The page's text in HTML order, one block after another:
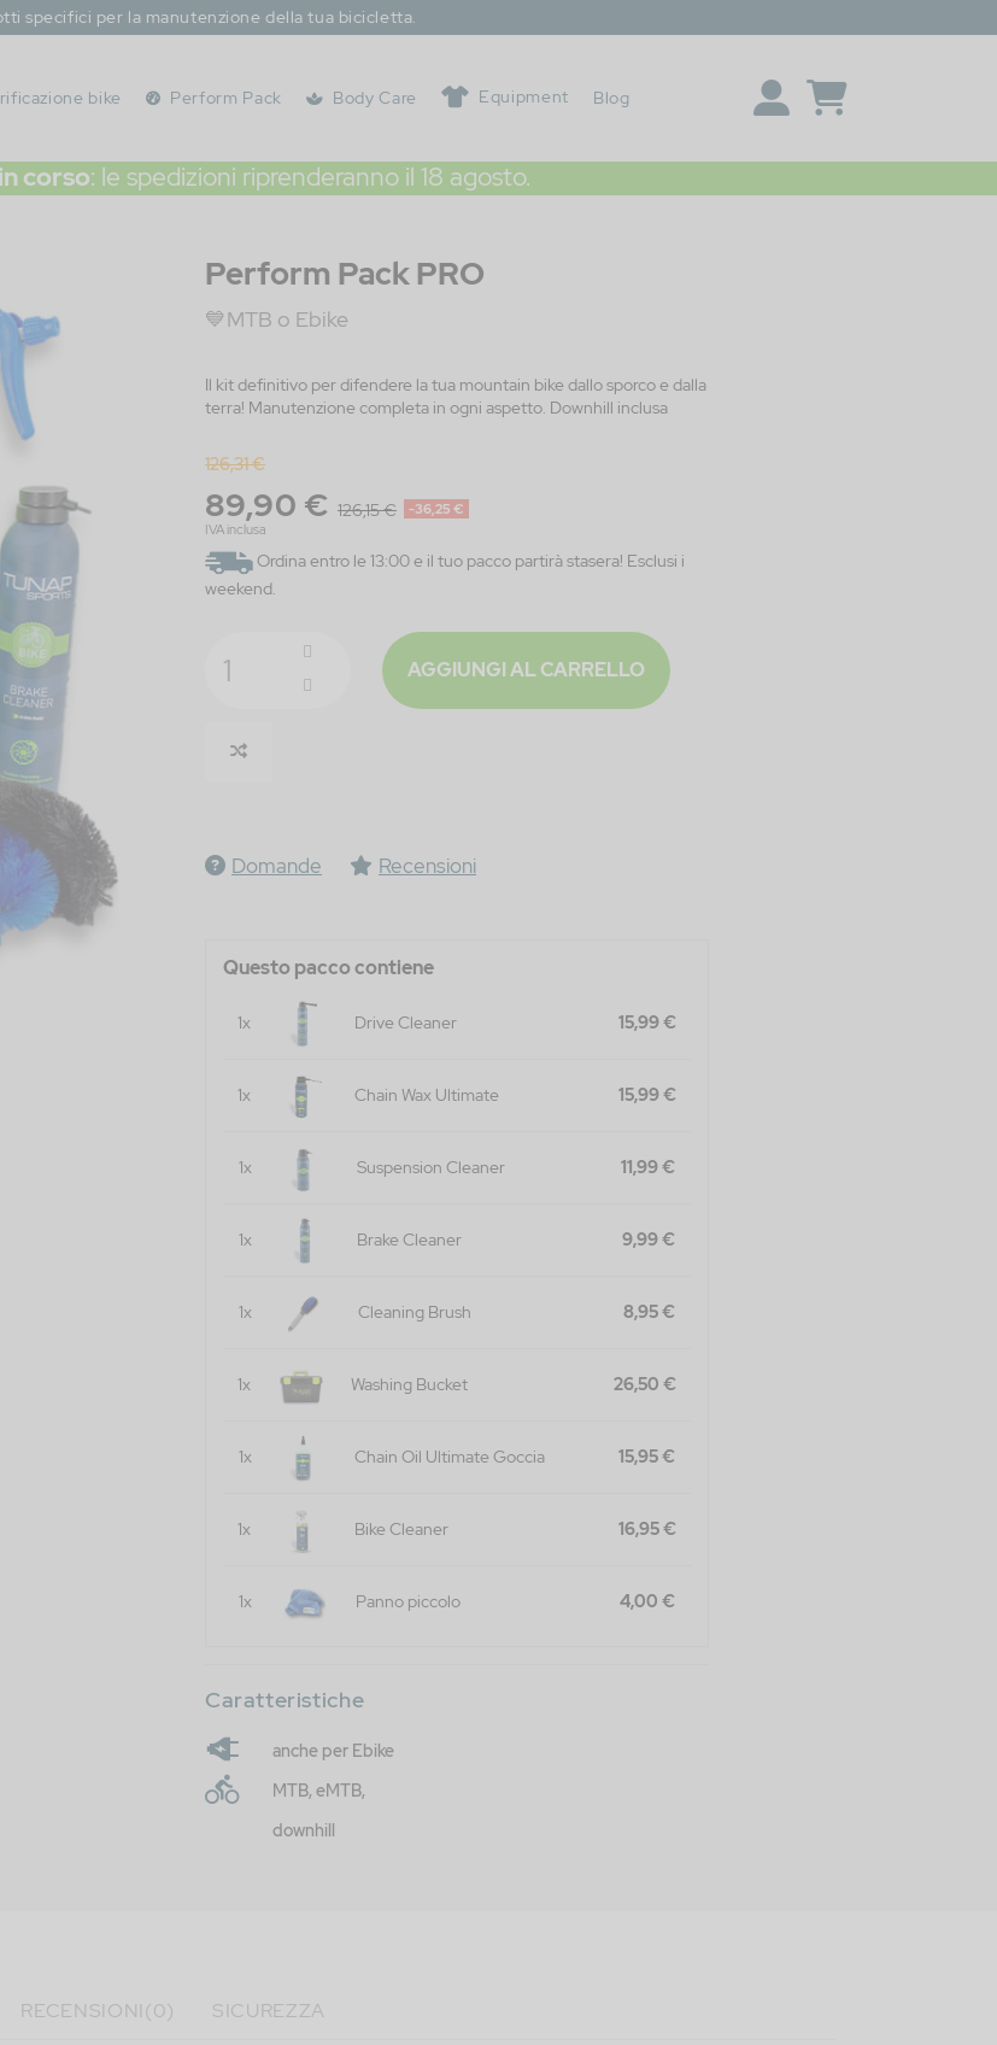
specifici per la manutenzione della tua bicicletta.
bike Perform Pack Body Care Equipment Blog
corso: le spedizioni riprenderanno il 18 agosto.
Perform Pack PRO
💙MTB o Ebike
Il kit definitivo per difendere la tua mountain bike dallo sporco e dalla
terra! Manutenzione completa in ogni aspetto. Downhill inclusa
126,31 €
89,90 € 126,15 €
-36,25 €
IVA inclusa
Ordina entro le 13:00 e il tuo pacco partirà stasera! Esclusi i
weekend.
AGGIUNGI AL CARRELLO
Domande Recensioni
Questo pacco contiene
1x Drive Cleaner 15,99 €
1x Chain Wax Ultimate 15,99 €
1x Suspension Cleaner 11,99 €
1x Brake Cleaner 9,99 €
1x Cleaning Brush 8,95 €
1x Washing Bucket 26,50 €
1x Chain Oil Ultimate Goccia 15,95 €
1x Bike Cleaner 16,95 €
1x Panno piccolo 4,00 €
Caratteristiche
anche per Ebike
MTB, eMTB,
downhill
RECENSIONI(0) SICUREZZA